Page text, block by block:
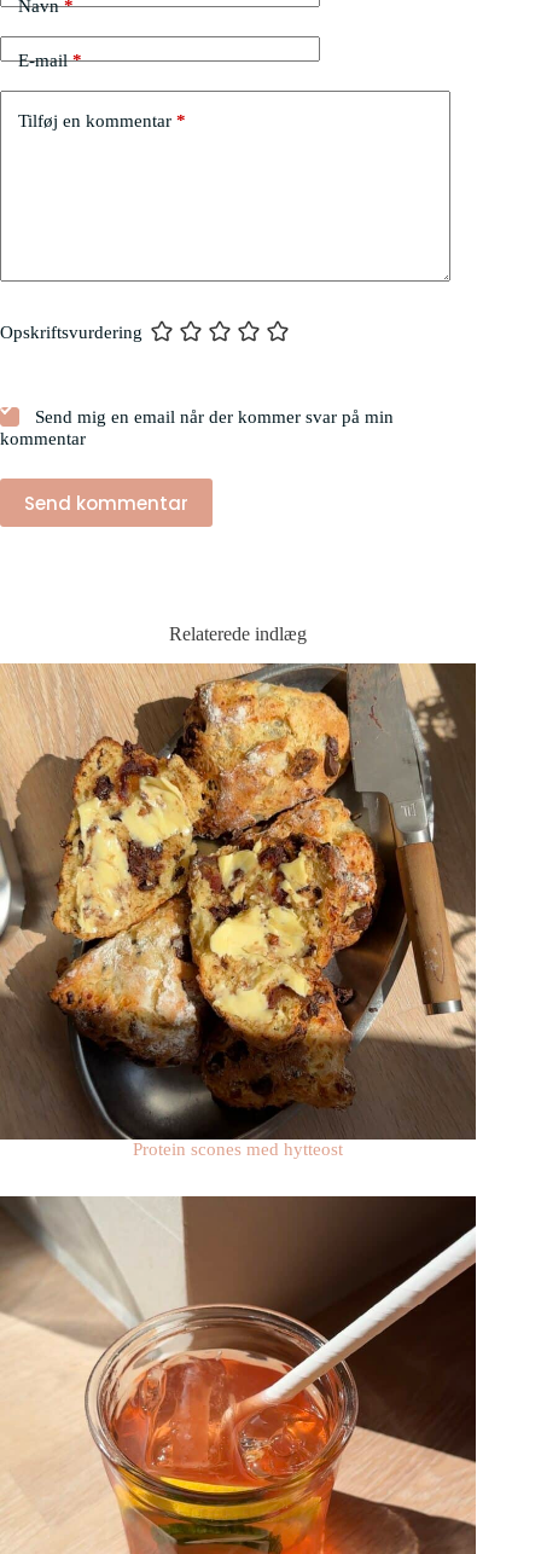
Navn*
E-mail*
Tilføj en kommentar *
Opskriftsvurdering
Send mig en email når der kommer svar på min
kommentar
Send kommentar
Relaterede indlæg
Protein scones med hytteost